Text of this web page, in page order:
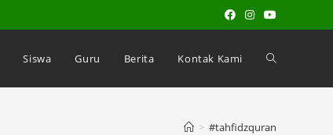
Siswa Guru Berita Kontak Kami
> #tahfidzquran